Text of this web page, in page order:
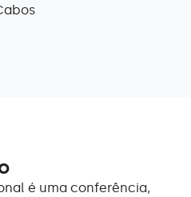
é uma conferência,